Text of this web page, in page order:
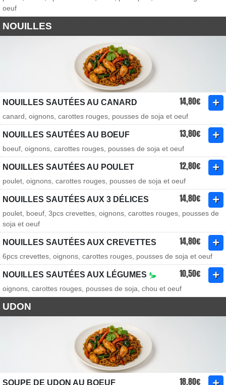
oeuf
NOUILLES
NOUILLES SAUTÉES AU CANARD 14,80€
canard, oignons, carottes rouges, pousses de soja et oeuf
NOUILLES SAUTÉES AU BOEUF 13,80€
boeuf, oignons, carottes rouges, pousses de soja et oeuf
NOUILLES SAUTÉES AU POULET 12,80€
poulet, oignons, carottes rouges, pousses de soja et oeuf
NOUILLES SAUTÉES AUX 3 DÉLICES 14,80€
poulet, boeuf, 3pcs crevettes, oignons, carottes rouges, pousses de
soja et oeuf
NOUILLES SAUTÉES AUX CREVETTES 14,80€
6pcs crevettes, oignons, carottes rouges, pousses de soja et oeuf
NOUILLES SAUTÉES AUX LÉGUMES 10,50€
oignons, carottes rouges, pousses de soja, chou et oeuf
UDON
SOUPE DE UDON AU BOEUF 18,80€